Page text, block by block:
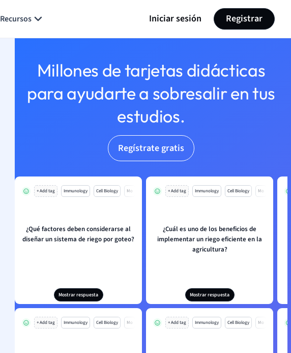
Recursos Iniciar sesión Registrar
Millones de tarjetas didácticas
para ayudarte a sobresalir en tus
estudios.
Regístrate gratis
+ Add tag Immunology Cell Biology Mo
¿Qué factores deben considerarse al
diseñar un sistema de riego por goteo?
Mostrar respuesta
+ Add tag Immunology Cell Biology Mo
¿Cuál es uno de los beneficios de
implementar un riego eficiente en la
agricultura?
Mostrar respuesta
+ Add tag Immunology Cell Biology Mo + Add tag Immunology Cell Biology Mo